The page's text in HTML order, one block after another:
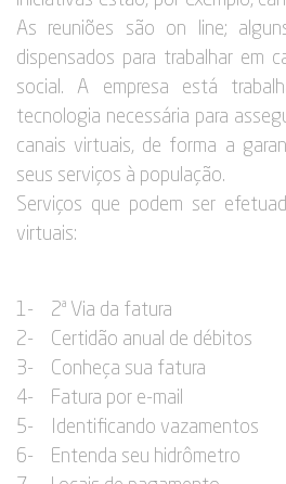
As reuniões são on line;
dispensados para trabalhar em
social. A empresa está
tecnologia necessária para
canais virtuais, de forma a
seus serviços à população.
Serviços que podem ser
virtuais:
1- 2ª Via da fatura
2- Certidão anual de débitos
3- Conheça sua fatura
4- Fatura por e-mail
5- Identificando vazamentos
6- Entenda seu hidrômetro